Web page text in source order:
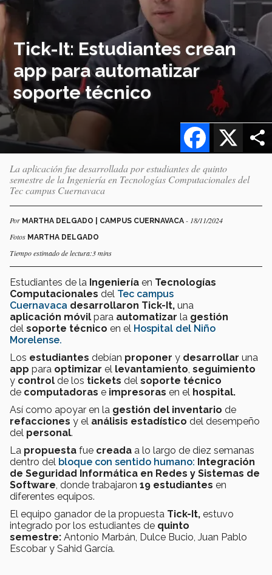
Tick-It: Estudiantes crean
app para automatizar
soporte técnico
X
Facebook
La aplicación fue desarrollada por estudiantes de quinto
semestre de la Ingeniería en Tecnologías Computacionales del
Tec campus Cuernavaca
Por MARTHA DELGADO | CAMPUS CUERNAVACA - 18/11/2024
Fotos MARTHA DELGADO
Tiempo estimado de lectura:3 mins
Estudiantes de la Ingeniería en Tecnologías
Computacionales del Tec campus
Cuernavaca desarrollaron Tick-It, una
aplicación móvil para automatizar la gestión
del soporte técnico en el Hospital del Niño
Morelense.
Los estudiantes debían proponer y desarrollar una
app para optimizar el levantamiento seguimiento
y control de los tickets del soporte técnico
de computadoras e impresoras en el hospital.
Así como apoyar en la gestión del inventario de
refacciones y el análisis estadístico del desempeño
del personal.
La propuesta fue creada a lo largo de diez semanas
dentro del bloque con sentido humano: Integración
de Seguridad Informática en Redes y Sistemas de
Software , donde trabajaron 19 estudiantes en
diferentes equipos.
El equipo ganador de la propuesta Tick-It, estuvo
integrado por los estudiantes de quinto
semestre: Antonio Marbán, Dulce Bucio, Juan Pablo
Escobar y Sahid García.